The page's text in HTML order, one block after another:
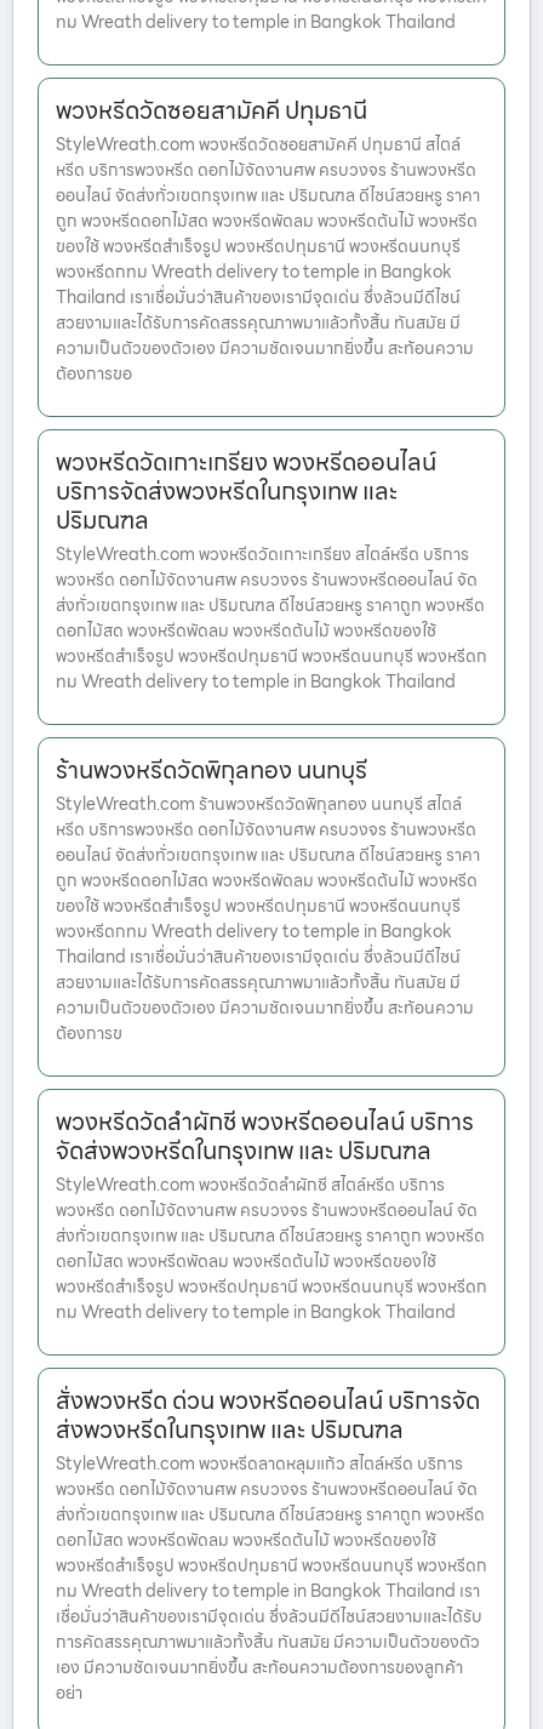
ทม Wreath delivery to temple in Bangkok Thailand
พวงหรีดวัดซอยสามัคคี ปทุมธานี
StyleWreath.com พวงหรีดวัดซอยสามัคคี ปทุมธานี สไตล์
หรีด บริการพวงหรีด ดอกไม้จัดงานศพ ครบวงจร ร้านพวงหรีด
ออนไลน์ จัดส่งทั่วเขตกรุงเทพ และ ปริมณฑล ดีไซน์สวยหรู ราคา
ถูก พวงหรีดดอกไม้สด พวงหรีดพัดลม พวงหรีดต้นไม้ พวงหรีด
ของใช้ พวงหรีดสำเร็จรูป พวงหรีดปทุมธานี พวงหรีดนนทบุรี
พวงหรีดกทม Wreath delivery to temple in Bangkok
Thailand เราเชื่อมั่นว่าสินค้าของเรามีจุดเด่น ซึ่งล้วนมีดีไซน์
สวยงามและได้รับการคัดสรรคุณภาพมาแล้วทั้งสิ้น ทันสมัย มี
ความเป็นตัวของตัวเอง มีความชัดเจนมากยิ่งขึ้น สะท้อนความ
ต้องการขอ
พวงหรีดวัดเกาะเกรียง พวงหรีดออนไลน์
บริการจัดส่งพวงหรีดในกรุงเทพ และ
ปริมณฑล
StyleWreath.com พวงหรีดวัดเกาะเกรียง สไตล์หรีด บริการ
พวงหรีด ดอกไม้จัดงานศพ ครบวงจร ร้านพวงหรีดออนไลน์ จัด
ส่งทั่วเขตกรุงเทพ และ ปริมณฑล ดีไซน์สวยหรู ราคาถูก พวงหรีด
ดอกไม้สด พวงหรีดพัดลม พวงหรีดต้นไม้ พวงหรีดของใช้
พวงหรีดสำเร็จรูป พวงหรีดปทุมธานี พวงหรีดนนทบุรี พวงหรีดก
ทม Wreath delivery to temple in Bangkok Thailand
ร้านพวงหรีดวัดพิกุลทอง นนทบุรี
StyleWreath.com ร้านพวงหรีดวัดพิกุลทอง นนทบุรี สไตล์
หรีด บริการพวงหรีด ดอกไม้จัดงานศพ ครบวงจร ร้านพวงหรีด
ออนไลน์ จัดส่งทั่วเขตกรุงเทพ และ ปริมณฑล ดีไซน์สวยหรู ราคา
ถูก พวงหรีดดอกไม้สด พวงหรีดพัดลม พวงหรีดต้นไม้ พวงหรีด
ของใช้ พวงหรีดสำเร็จรูป พวงหรีดปทุมธานี พวงหรีดนนทบุรี
พวงหรีดกทม Wreath delivery to temple in Bangkok
Thailand เราเชื่อมั่นว่าสินค้าของเรามีจุดเด่น ซึ่งล้วนมีดีไซน์
สวยงามและได้รับการคัดสรรคุณภาพมาแล้วทั้งสิ้น ทันสมัย มี
ความเป็นตัวของตัวเอง มีความชัดเจนมากยิ่งขึ้น สะท้อนความ
ต้องการข
พวงหรีดวัดลำผักชี พวงหรีดออนไลน์ บริการ
จัดส่งพวงหรีดในกรุงเทพ และ ปริมณฑล
StyleWreath.com พวงหรีดวัดลำผักชี สไตล์หรีด บริการ
พวงหรีด ดอกไม้จัดงานศพ ครบวงจร ร้านพวงหรีดออนไลน์ จัด
ส่งทั่วเขตกรุงเทพ และ ปริมณฑล ดีไซน์สวยหรู ราคาถูก พวงหรีด
ดอกไม้สด พวงหรีดพัดลม พวงหรีดต้นไม้ พวงหรีดของใช้
พวงหรีดสำเร็จรูป พวงหรีดปทุมธานี พวงหรีดนนทบุรี พวงหรีดก
ทม Wreath delivery to temple in Bangkok Thailand
สั่งพวงหรีด ด่วน พวงหรีดออนไลน์ บริการจัด
ส่งพวงหรีดในกรุงเทพ และ ปริมณฑล
StyleWreath.com พวงหรีดลาดหลุมแก้ว สไตล์หรีด บริการ
พวงหรีด ดอกไม้จัดงานศพ ครบวงจร ร้านพวงหรีดออนไลน์ จัด
ส่งทั่วเขตกรุงเทพ และ ปริมณฑล ดีไซน์สวยหรู ราคาถูก พวงหรีด
ดอกไม้สด พวงหรีดพัดลม พวงหรีดต้นไม้ พวงหรีดของใช้
พวงหรีดสำเร็จรูป พวงหรีดปทุมธานี พวงหรีดนนทบุรี พวงหรีดก
ทม Wreath delivery to temple in Bangkok Thailand เรา
เชื่อมั่นว่าสินค้าของเรามีจุดเด่น ซึ่งล้วนมีดีไซน์สวยงามและได้รับ
การคัดสรรคุณภาพมาแล้วทั้งสิ้น ทันสมัย มีความเป็นตัวของตัว
เอง มีความชัดเจนมากยิ่งขึ้น สะท้อนความต้องการของลูกค้า
อย่า